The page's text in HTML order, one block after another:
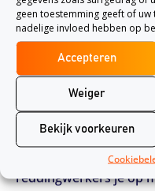
geen toestemming geeft of
nadelige invloed hebben op
Accepteren
Weiger
Bekijk voorkeuren
portemonnee trekken.
Verschillende
Het beste voorbeeld is
standaard
kosten maar tot een
je een gebroken been
reddingwerkers je op